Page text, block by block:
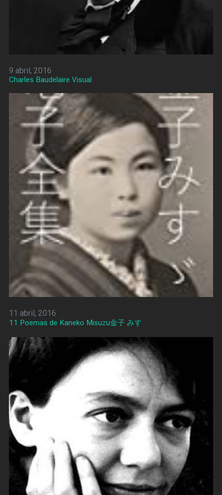
9 abril, 2016
Charles Baudelaire Visual
11 abril, 2016
11 Poemas de Kaneko Misuzu金子 みすゞ